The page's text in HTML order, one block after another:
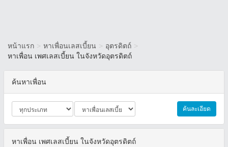
หน้าแรก > หาเพื่อนเลสเบี้ยน > อุตรดิตถ์ >
หาเพื่อน เพศเลสเบี้ยน ในจังหวัดอุตรดิตถ์
ค้นหาเพื่อน
ค้นละเอียด
หาเพื่อน เพศเลสเบี้ยน ในจังหวัดอุตรดิตถ์